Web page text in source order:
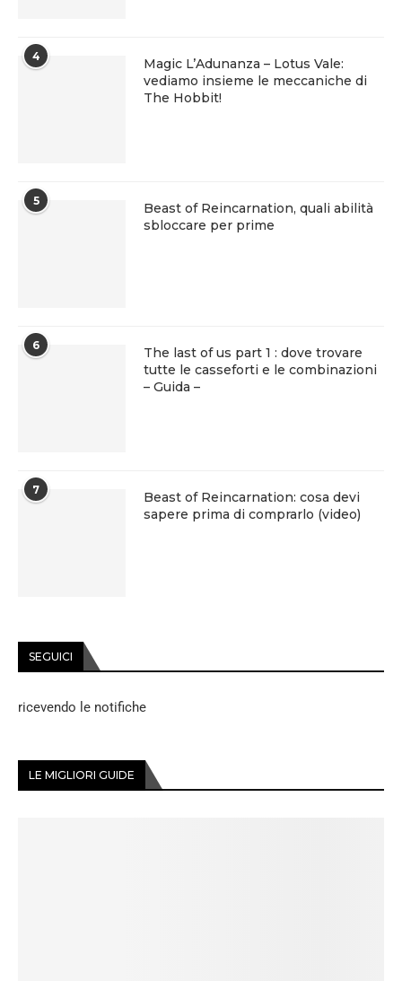
4
Magic L’Adunanza – Lotus Vale:
vediamo insieme le meccaniche di
The Hobbit!
5
Beast of Reincarnation, quali abilità
sbloccare per prime
6
The last of us part 1 : dove trovare
tutte le casseforti e le combinazioni
– Guida –
7
Beast of Reincarnation: cosa devi
sapere prima di comprarlo (video)
SEGUICI
ricevendo le notifiche
LE MIGLIORI GUIDE